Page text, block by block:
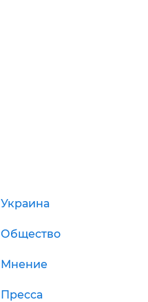
Украина
Общество
Мнение
Пресса